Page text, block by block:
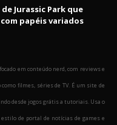
Jurassic Park que
papéis variados
em conteúdo nerd, com reviews e
filmes, séries de TV. É um site de
desde jogos grátis a tutoriais. Usa o
de portal de notícias de games e